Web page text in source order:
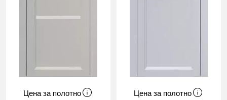
Цена за полотно Цена за полотно